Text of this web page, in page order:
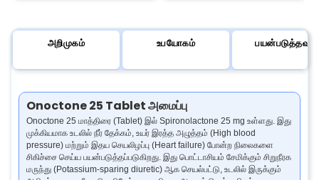
அறிமுகம் உபயோகம் பயன்படுத்தவும்
Onoctone 25 Tablet அமைப்பு
Onoctone 25 மாத்திரை (Tablet) இல் Spironolactone 25 mg உள்ளது. இது
முக்கியமாக உடலில் நீர் தேக்கம், உயர் இரத்த அழுத்தம் (High blood
pressure) மற்றும் இதய செயலிழப்பு (Heart failure) போன்ற நிலைகளை
சிகிச்சை செய்ய பயன்படுத்தப்படுகிறது. இது பொட்டாசியம் சேமிக்கும் சிறுநீரக
மருந்து (Potassium-sparing diuretic) ஆக செயல்பட்டு, உடலில் இருக்கும்